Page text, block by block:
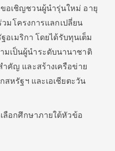
ขอเชิญชวนผู้นำรุ่นใหม่ อายุ
วมโครงการแลกเปลี่ยน
อเมริกา โดยได้รับทุนเต็ม
เป็นผู้นำระดับนานาชาติ
คัญ และสร้างเครือข่าย
หรัฐฯ และเอเชียตะวัน
ลือกศึกษาภายใต้หัวข้อ